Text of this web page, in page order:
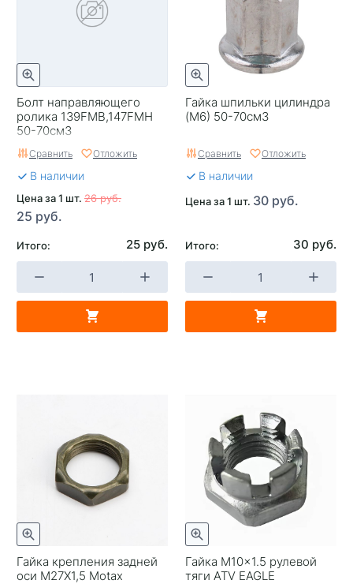
Болт направляющего
ролика 139FMB,147FMH
50-70см3
Сравнить Отложить
В наличии
Цена за 1 шт. 26 руб.
25 руб.
Итого: 25 руб.
Гайка шпильки цилиндра
(М6) 50-70см3
Сравнить Отложить
В наличии
Цена за 1 шт. 30 руб.
Итого: 30 руб.
Гайка крепления задней
оси М27Х1,5 Motax
Гайка M10×1.5 рулевой
тяги ATV EAGLE